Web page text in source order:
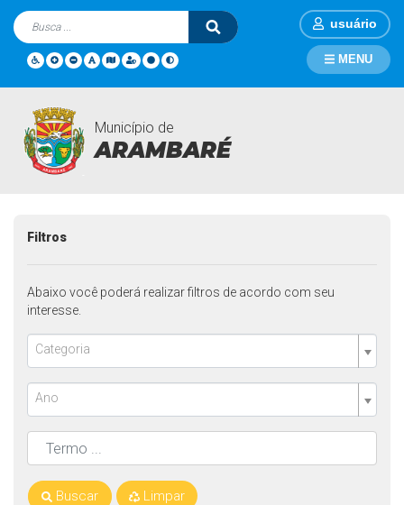
usuário
Município de
ARAMBARÉ
MENU
Contratações
Filtros
Abaixo você poderá realizar filtros de acordo com seu
interesse.
Categoria
Ano
Buscar Limpar